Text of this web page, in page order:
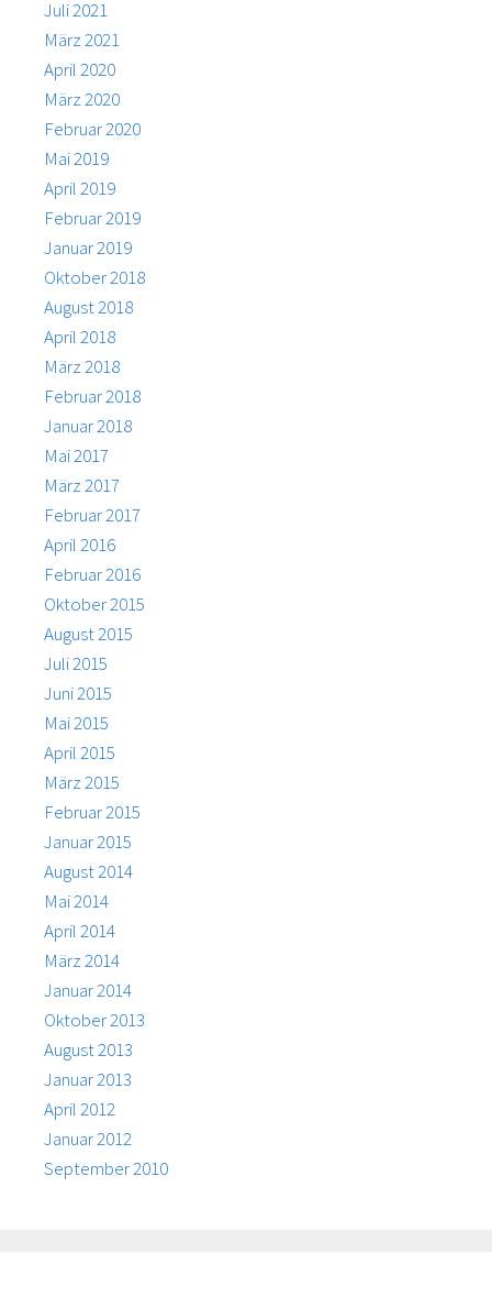
Juli 2021
März 2021
April 2020
März 2020
Februar 2020
Mai 2019
April 2019
Februar 2019
Januar 2019
Oktober 2018
August 2018
April 2018
März 2018
Februar 2018
Januar 2018
Mai 2017
März 2017
Februar 2017
April 2016
Februar 2016
Oktober 2015
August 2015
Juli 2015
Juni 2015
Mai 2015
April 2015
März 2015
Februar 2015
Januar 2015
August 2014
Mai 2014
April 2014
März 2014
Januar 2014
Oktober 2013
August 2013
Januar 2013
April 2012
Januar 2012
September 2010